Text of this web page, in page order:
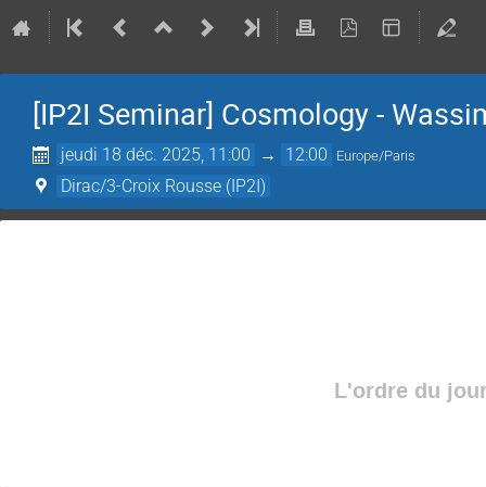
[IP2I Seminar] Cosmology -
jeudi 18 déc. 2025, 11:00 → 12:00 Europe/Paris
Dirac/3-Croix Rousse (IP2I)
L'ordre du